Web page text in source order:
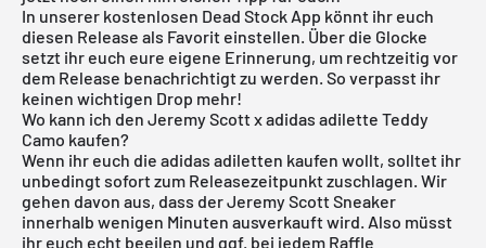
In unserer kostenlosen Dead Stock App könnt ihr euch
diesen Release als Favorit einstellen. Über die Glocke
setzt ihr euch eure eigene Erinnerung, um rechtzeitig vor
dem Release benachrichtigt zu werden. So verpasst ihr
keinen wichtigen Drop mehr!
Wo kann ich den Jeremy Scott x adidas adilette Teddy
Camo kaufen?
Wenn ihr euch die adidas adiletten kaufen wollt, solltet ihr
unbedingt sofort zum Releasezeitpunkt zuschlagen. Wir
gehen davon aus, dass der Jeremy Scott Sneaker
innerhalb wenigen Minuten ausverkauft wird. Also müsst
ihr euch echt beeilen und ggf. bei jedem Raffle